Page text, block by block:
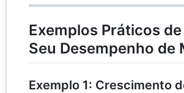
Exemplos Práticos
Seu Desempenho de
Exemplo 1: Crescimento